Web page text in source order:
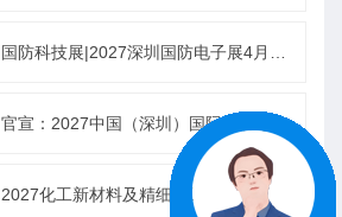
国防科技展|2027深圳国防电子展4月9日启幕
官宣：2027中国（深圳）国际国防电子博览会
2027化工新材料及精细化工大会暨展览会定档苏州